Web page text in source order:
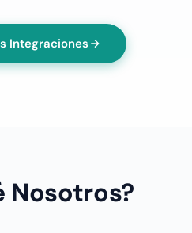
Integraciones
Nosotros?